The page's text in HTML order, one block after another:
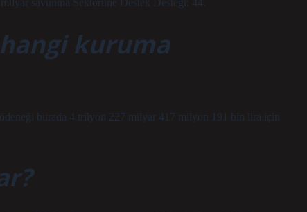
savunma Sektörüne Destek Desteği: 44.
kuruma
ödeneği burada 4 trilyon 227 milyar 417 milyon 191 bin lira için